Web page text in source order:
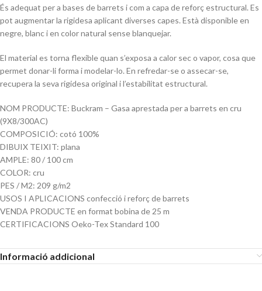
És adequat per a bases de barrets i com a capa de reforç estructural. Es
pot augmentar la rigidesa aplicant diverses capes. Està disponible en
negre, blanc i en color natural sense blanquejar.
El material es torna flexible quan s’exposa a calor sec o vapor, cosa que
permet donar-li forma i modelar-lo. En refredar-se o assecar-se,
recupera la seva rigidesa original i l’estabilitat estructural.
NOM PRODUCTE: Buckram – Gasa aprestada per a barrets en cru
(9X8/300AC)
COMPOSICIÓ: cotó 100%
DIBUIX TEIXIT: plana
AMPLE: 80 / 100 cm
COLOR: cru
PES / M2: 209 g/m2
USOS I APLICACIONS confecció i reforç de barrets
VENDA PRODUCTE en format bobina de 25 m
CERTIFICACIONS Oeko-Tex Standard 100
Informació addicional